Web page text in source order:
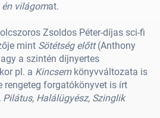
én világomat.
Zsoldos Péter-díjas sci-fi
mint Sötétség előtt(Anthony
a szintén díjnyertes
pl. a Kincsemkönyvváltozata is
rengeteg forgatókönyvet is írt
Halálügyész, Szinglik